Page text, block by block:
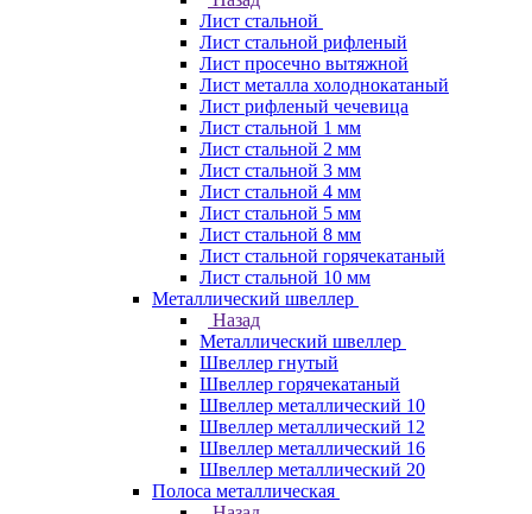
Лист стальной
Лист стальной рифленый
Лист просечно вытяжной
Лист металла холоднокатаный
Лист рифленый чечевица
Лист стальной 1 мм
Лист стальной 2 мм
Лист стальной 3 мм
Лист стальной 4 мм
Лист стальной 5 мм
Лист стальной 8 мм
Лист стальной горячекатаный
Лист стальной 10 мм
Металлический швеллер
Назад
Металлический швеллер
Швеллер гнутый
Швеллер горячекатаный
Швеллер металлический 10
Швеллер металлический 12
Швеллер металлический 16
Швеллер металлический 20
Полоса металлическая